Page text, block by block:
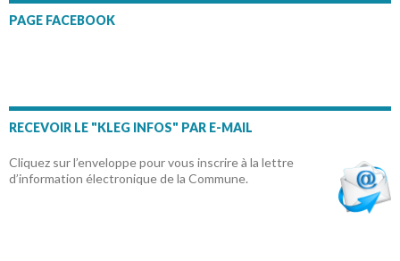
PAGE FACEBOOK
RECEVOIR LE "KLEG INFOS" PAR E-MAIL
Cliquez sur l’enveloppe pour vous inscrire à la lettre
d’information électronique de la Commune.